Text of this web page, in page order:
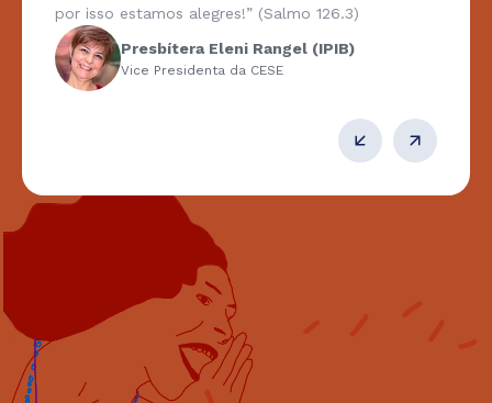
por isso estamos alegres!” (Salmo 126.3)
Presbítera Eleni Rangel (IPIB)
Vice Presidenta da CESE